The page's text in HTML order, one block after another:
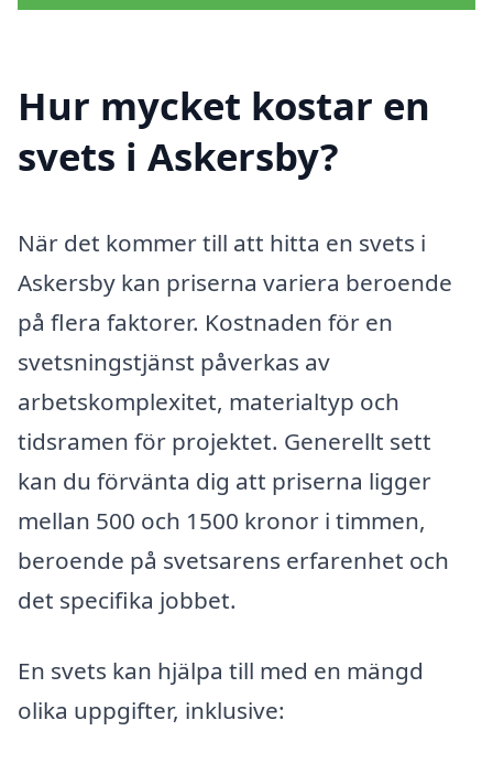
Hur mycket kostar en
svets i Askersby?
När det kommer till att hitta en svets i
Askersby kan priserna variera beroende
på flera faktorer. Kostnaden för en
svetsningstjänst påverkas av
arbetskomplexitet, materialtyp och
tidsramen för projektet. Generellt sett
kan du förvänta dig att priserna ligger
mellan 500 och 1500 kronor i timmen,
beroende på svetsarens erfarenhet och
det specifika jobbet.
En svets kan hjälpa till med en mängd
olika uppgifter, inklusive: